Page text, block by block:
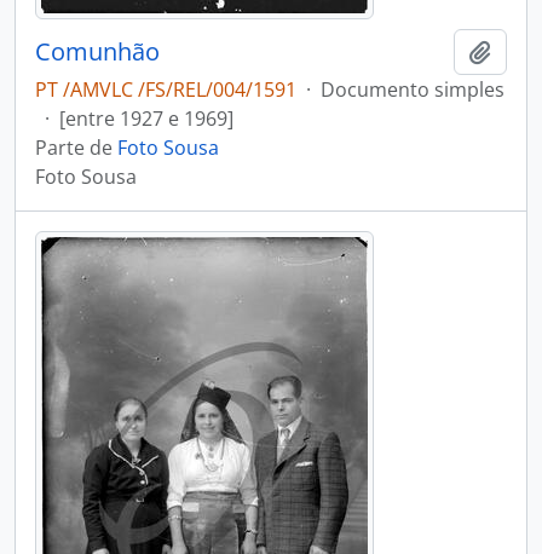
Comunhão
PT /AMVLC /FS/REL/004/1591 · Documento simples
· [entre 1927 e 1969]
Parte de Foto Sousa
Foto Sousa